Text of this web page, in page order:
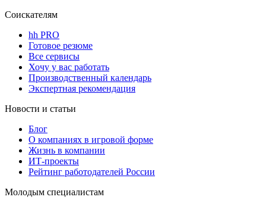
Соискателям
hh PRO
Готовое резюме
Все сервисы
Хочу у вас работать
Производственный календарь
Экспертная рекомендация
Новости и статьи
Блог
О компаниях в игровой форме
Жизнь в компании
ИТ-проекты
Рейтинг работодателей России
Молодым специалистам